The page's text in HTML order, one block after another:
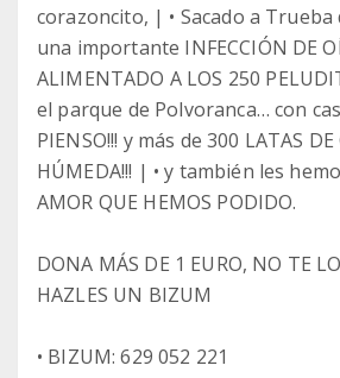
corazoncito, | • Sacado a Trueba
una importante INFECCIÓN DE
ALIMENTADO A LOS 250
el parque de Polvoranca… con
PIENSO!!! y más de 300 LATAS
HÚMEDA!!! | • y también les
AMOR QUE HEMOS PODIDO.
DONA MÁS DE 1 EURO, NO TE
HAZLES UN BIZUM
• BIZUM: 629 052 221